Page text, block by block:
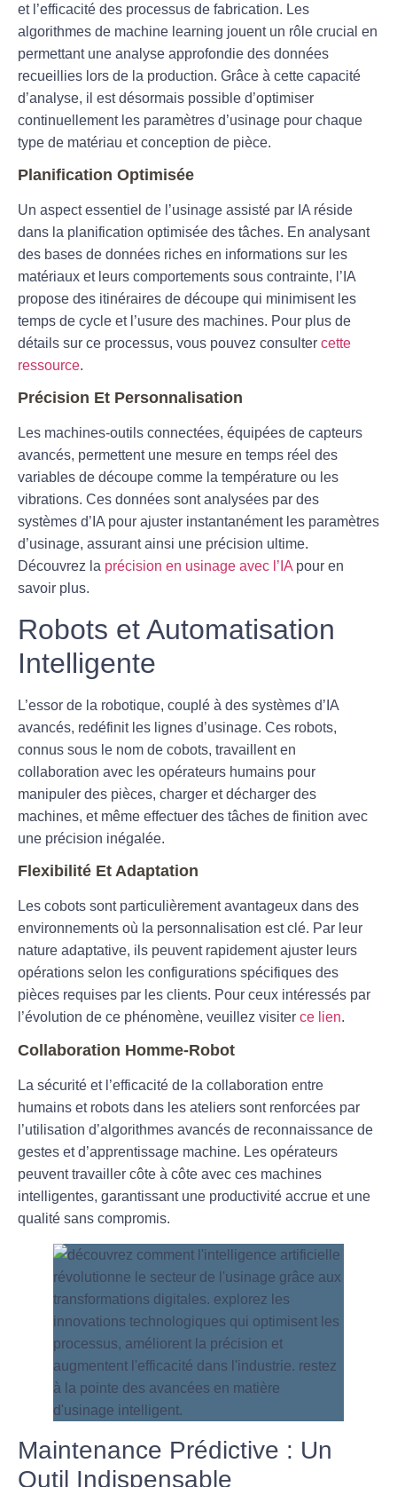
et l’efficacité des processus de fabrication. Les
algorithmes de machine learning jouent un rôle crucial en
permettant une analyse approfondie des données
recueillies lors de la production. Grâce à cette capacité
d’analyse, il est désormais possible d’optimiser
continuellement les paramètres d’usinage pour chaque
type de matériau et conception de pièce.
Planification Optimisée
Un aspect essentiel de l’usinage assisté par IA réside
dans la planification optimisée des tâches. En analysant
des bases de données riches en informations sur les
matériaux et leurs comportements sous contrainte, l’IA
propose des itinéraires de découpe qui minimisent les
temps de cycle et l’usure des machines. Pour plus de
détails sur ce processus, vous pouvez consulter cette
ressource.
Précision Et Personnalisation
Les machines-outils connectées, équipées de capteurs
avancés, permettent une mesure en temps réel des
variables de découpe comme la température ou les
vibrations. Ces données sont analysées par des
systèmes d’IA pour ajuster instantanément les paramètres
d’usinage, assurant ainsi une précision ultime.
Découvrez la précision en usinage avec l’IApour en
savoir plus.
Robots et Automatisation
Intelligente
L’essor de la robotique, couplé à des systèmes d’ IA
avancés, redéfinit les lignes d’usinage. Ces robots,
connus sous le nom de cobots, travaillent en
collaboration avec les opérateurs humains pour
manipuler des pièces, charger et décharger des
machines, et même effectuer des tâches de finition avec
une précision inégalée.
Flexibilité Et Adaptation
Les cobots sont particulièrement avantageux dans des
environnements où la personnalisation est clé. Par leur
nature adaptative, ils peuvent rapidement ajuster leurs
opérations selon les configurations spécifiques des
pièces requises par les clients. Pour ceux intéressés par
l’évolution de ce phénomène, veuillez visiter ce lien.
Collaboration Homme-Robot
La sécurité et l’efficacité de la collaboration entre
humains et robots dans les ateliers sont renforcées par
l’utilisation d’algorithmes avancés de reconnaissance de
gestes et d’apprentissage machine. Les opérateurs
peuvent travailler côte à côte avec ces machines
intelligentes, garantissant une productivité accrue et une
qualité sans compromis.
Maintenance Prédictive : Un
Outil Indispensable